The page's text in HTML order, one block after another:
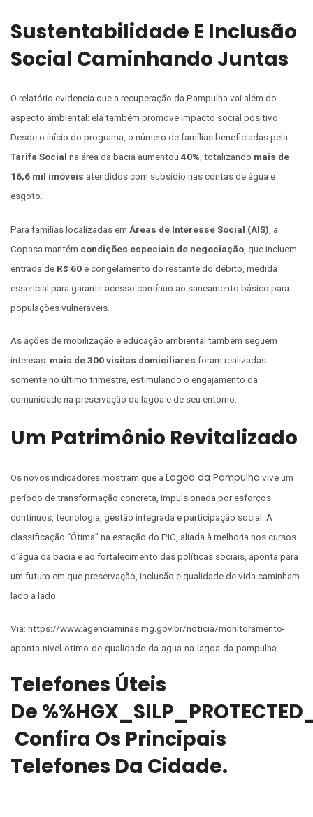
Sustentabilidade E Inclusão
Social Caminhando Juntas
O relatório evidencia que a recuperação da Pampulha vai além do
aspecto ambiental: ela também promove impacto social positivo.
Desde o início do programa, o número de famílias beneficiadas pela
Tarifa Social na área da bacia aumentou 40%, totalizando mais de
16,6 mil imóveis atendidos com subsídio nas contas de água e
esgoto.
Para famílias localizadas em Áreas de Interesse Social (AIS) , a
Copasa mantém condições especiais de negociação , que incluem
entrada de R$ 60e congelamento do restante do débito, medida
essencial para garantir acesso contínuo ao saneamento básico para
populações vulneráveis.
As ações de mobilização e educação ambiental também seguem
intensas: mais de 300 visitas domiciliares foram realizadas
somente no último trimestre, estimulando o engajamento da
comunidade na preservação da lagoa e de seu entorno.
Um Patrimônio Revitalizado
Os novos indicadores mostram que a Lagoa da Pampulha vive um
período de transformação concreta, impulsionada por esforços
contínuos, tecnologia, gestão integrada e participação social. A
classificação “Ótima” na estação do PIC, aliada à melhoria nos cursos
d’água da bacia e ao fortalecimento das políticas sociais, aponta para
um futuro em que preservação, inclusão e qualidade de vida caminham
lado a lado.
Via: https://www.agenciaminas.mg.gov.br/noticia/monitoramento-
aponta-nivel-otimo-de-qualidade-da-agua-na-lagoa-da-pampulha
Telefones Úteis
De
Confira Os Principais
Telefones Da Cidade.